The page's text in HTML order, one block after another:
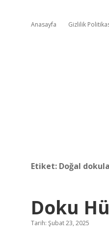
Anasayfa Gizlilik
Etiket: Doğal
Doku
Tarih: Şubat 23, 2025